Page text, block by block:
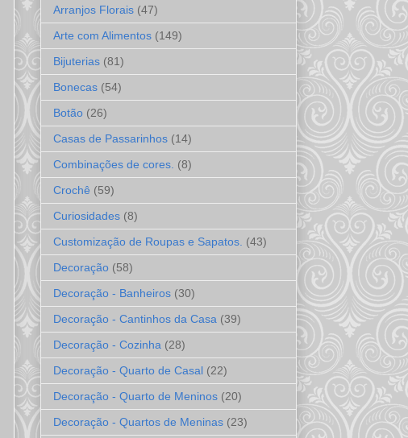
Arranjos Florais (47)
Arte com Alimentos (149)
Bijuterias (81)
Bonecas (54)
Botão (26)
Casas de Passarinhos (14)
Combinações de cores. (8)
Crochê (59)
Curiosidades (8)
Customização de Roupas e Sapatos. (43)
Decoração (58)
Decoração - Banheiros (30)
Decoração - Cantinhos da Casa (39)
Decoração - Cozinha (28)
Decoração - Quarto de Casal (22)
Decoração - Quarto de Meninos (20)
Decoração - Quartos de Meninas (23)